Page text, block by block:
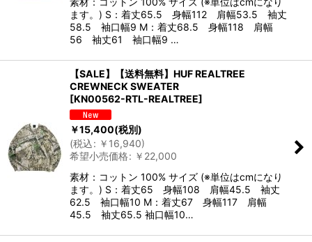
ます。) S：着丈65.5 身幅112 肩幅53.5 袖丈
58.5 袖口幅9 M：着丈68.5 身幅118 肩幅
56 袖丈61 袖口幅9 …
【SALE】【送料無料】HUF REALTREE
CREWNECK SWEATER
[KN00562-RTL-REALTREE]
￥15,400(税別)
(税込: ￥ 16,940)
希望小売価格: ￥ 22,000
素材：コットン 100% サイズ (※単位はcmになり
ます。) S：着丈65 身幅108 肩幅45.5 袖丈
62.5 袖口幅10 M：着丈67 身幅117 肩幅
45.5 袖丈65.5 袖口幅10…